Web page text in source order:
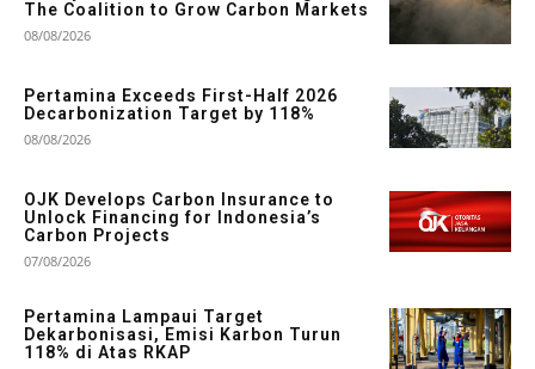
The Coalition to Grow Carbon Markets
08/08/2026
Pertamina Exceeds First-Half 2026
Decarbonization Target by 118%
08/08/2026
OJK Develops Carbon Insurance to
Unlock Financing for Indonesia’s
Carbon Projects
07/08/2026
Pertamina Lampaui Target
Dekarbonisasi, Emisi Karbon Turun
118% di Atas RKAP